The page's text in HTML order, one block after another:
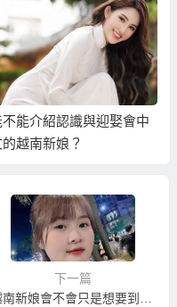
不能介紹認識與迎娶會中
越南新娘？
下一篇
越南新娘會不會只是想要到台灣撈錢？找錯越南新娘仲介便宜娶就是這樣！